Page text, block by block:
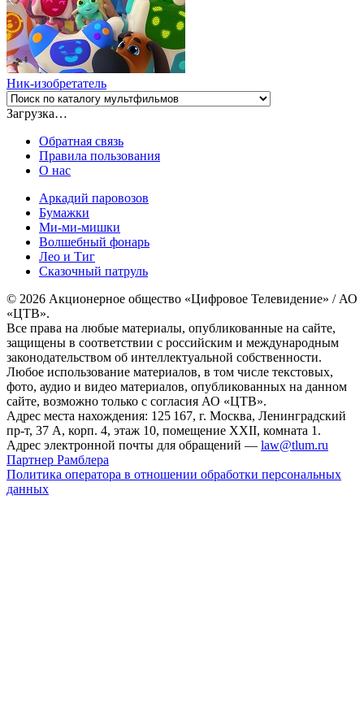
Ник-изобретатель
Загрузка…
Обратная связь
Правила пользования
О нас
Аркадий паровозов
Бумажки
Ми-ми-мишки
Волшебный фонарь
Лео и Тиг
Сказочный патруль
© 2026 Акционерное общество «Цифровое Телевидение» / АО
«ЦТВ».
Все права на любые материалы, опубликованные на сайте,
защищены в соответствии с российским и международным
законодательством об интеллектуальной собственности.
Любое использование материалов, в том числе текстовых,
фото, аудио и видео материалов, опубликованных на данном
сайте, возможно только с согласия АО «ЦТВ».
Адрес места нахождения: 125 167, г. Москва, Ленинградский
пр-т, 37 А, корп. 4, этаж 10, помещение XXII, комната 1.
Адрес электронной почты для обращений — law@tlum.ru
Партнер Рамблера
Политика оператора в отношении обработки персональных
данных